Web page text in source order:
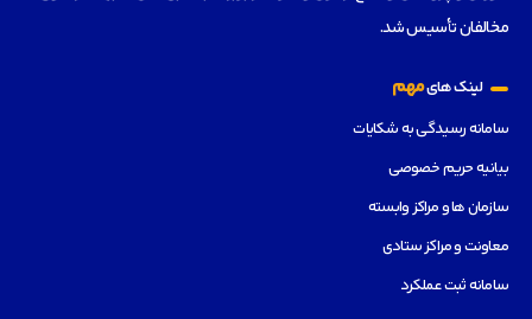
مخالفان تأسیس شد.
لینک هایمهم
سامانه رسیدگی به شکایات
بیانیه حریم خصوصی
سازمان ها و مراکز وابسته
معاونت و مراکز ستادی
سامانه ثبت عملکرد